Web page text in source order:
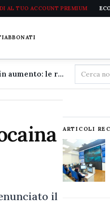
AL TUO ACCOUNT PREMIUM
ABBONATI
Secondo weekend da bollino nero sulla rete stradale, traffico in aumento: le raccomandazioni dell'Anas
Cerca
nel
il
ARTICOLI